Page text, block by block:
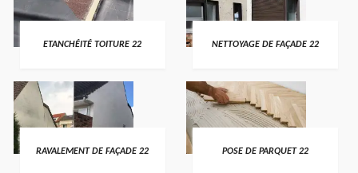
ETANCHÉITÉ TOITURE 22 NETTOYAGE DE FAÇADE 22
RAVALEMENT DE FAÇADE 22 POSE DE PARQUET 22